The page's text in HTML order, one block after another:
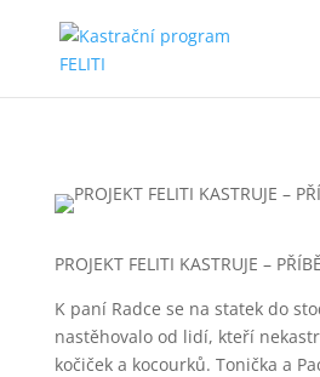
PROJEKT FELITI KASTRUJE –
K paní Radce se na statek do
nastěhovalo od lidí, kteří
kočiček a kocourků. Tonička a